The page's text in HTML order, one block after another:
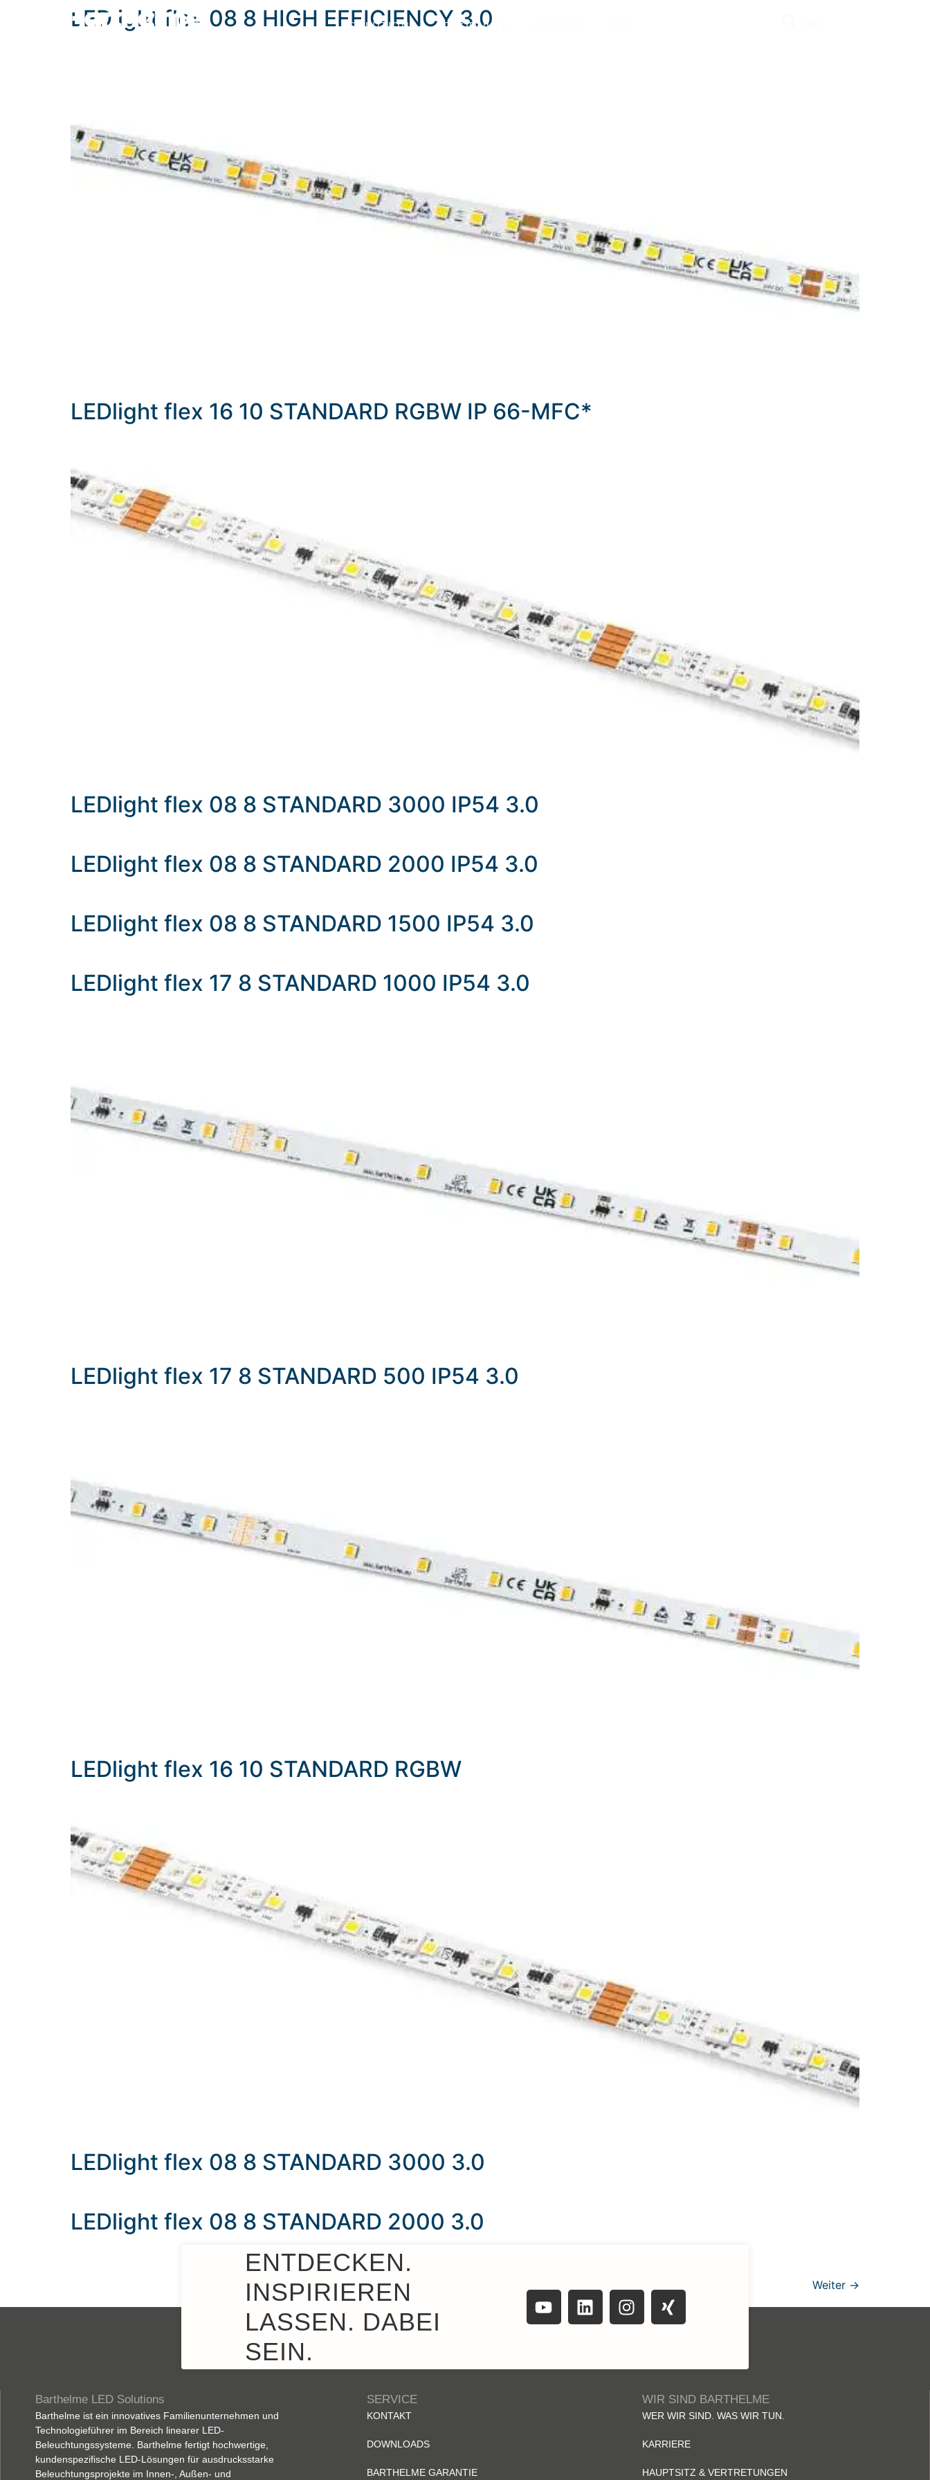
SOLUTIONS PRODUKTE
LEDlight flex 08 8 HIGH EFFICIENCY 3.0
LEDlight flex 16 10 STANDARD RGBW IP 66-MFC*
LEDlight flex 08 8 STANDARD 3000 IP54 3.0
LEDlight flex 08 8 STANDARD 2000 IP54 3.0
LEDlight flex 08 8 STANDARD 1500 IP54 3.0
LEDlight flex 17 8 STANDARD 1000 IP54 3.0
LEDlight flex 17 8 STANDARD 500 IP54 3.0
LEDlight flex 16 10 STANDARD RGBW
LEDlight flex 08 8 STANDARD 3000 3.0
LEDlight flex 08 8 STANDARD 2000 3.0
Weiter →
ENTDECKEN.
INSPIRIEREN
LASSEN. DABEI
SEIN.
Barthelme LED Solutions
Barthelme ist ein innovatives Familienunternehmen und
Technologieführer im Bereich linearer LED-
Beleuchtungssysteme. Barthelme fertigt hochwertige,
kundenspezifische LED-Lösungen für ausdrucksstarke
Beleuchtungsprojekte im Innen-, Außen- und
SERVICE
KONTAKT
DOWNLOADS
BARTHELME GARANTIE
WIR SIND BARTHELME
WER WIR SIND. WAS WIR TUN.
KARRIERE
HAUPTSITZ & VERTRETUNGEN